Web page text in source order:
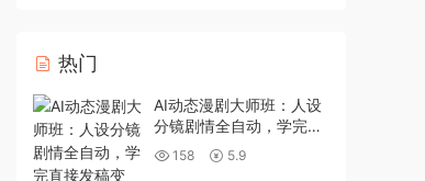
热门
AI动态漫剧大师班：人设
分镜剧情全自动，学完直
接发稿变现，全链路变
现，月接单3万+
158 5.9